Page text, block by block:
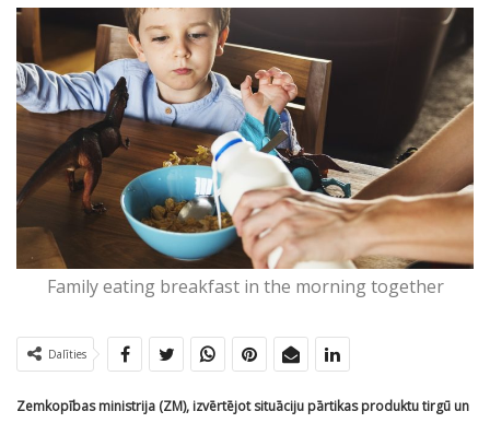
Family eating breakfast in the morning together
Dalīties
Zemkopības ministrija (ZM), izvērtējot situāciju pārtikas produktu tirgū un